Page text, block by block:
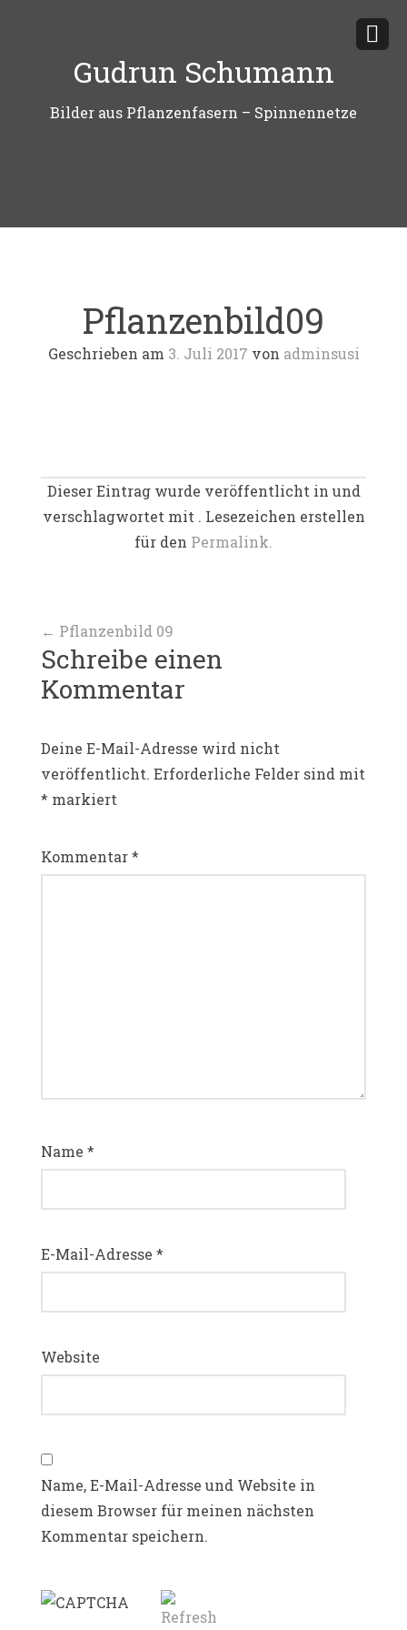
Gudrun Schumann
Bilder aus Pflanzenfasern – Spinnennetze
Pflanzenbild09
Geschrieben am 3. Juli 2017 von adminsusi
Dieser Eintrag wurde veröffentlicht in und
verschlagwortet mit . Lesezeichen erstellen
für den Permalink.
Beitragsnavigation
← Pflanzenbild 09
Schreibe einen
Kommentar
Deine E-Mail-Adresse wird nicht
veröffentlicht. Erforderliche Felder sind mit
* markiert
Kommentar*
Name *
E-Mail-Adresse *
Website
Name, E-Mail-Adresse und Website in
diesem Browser für meinen nächsten
Kommentar speichern.